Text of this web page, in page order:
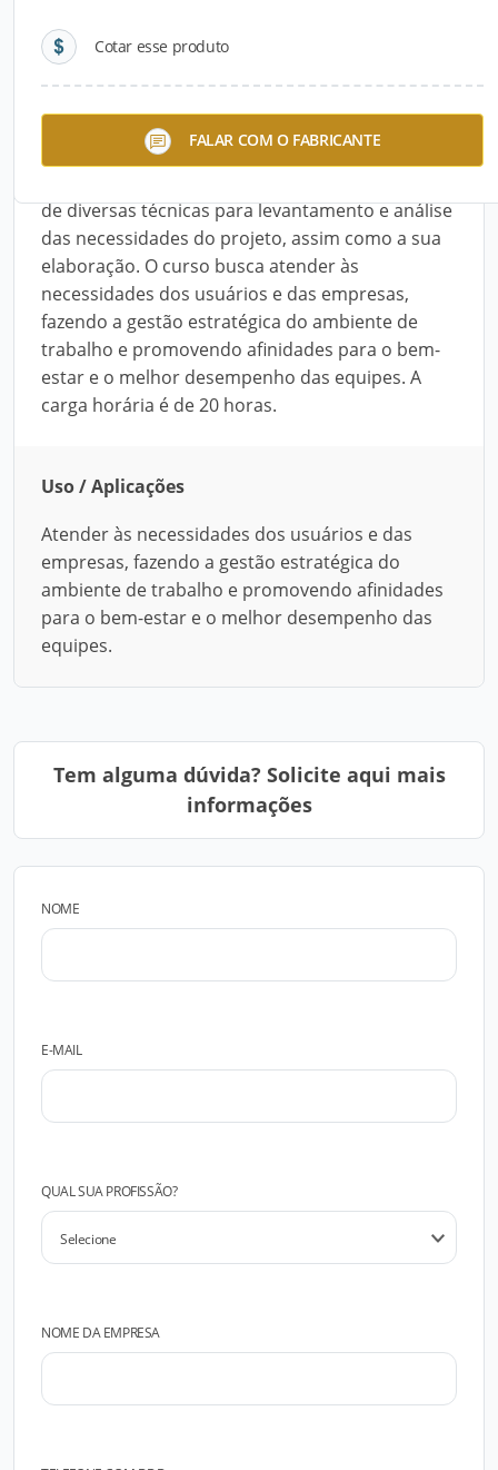
Cotar esse produto
FALAR COM O FABRICANTE
Descrição do Produto
O curso Interiores de Escritórios, da AEA Cursos,
discute os fundamentos da projeção de
de diversas técnicas para levantamento e análise
das necessidades do projeto, assim como a sua
elaboração. O curso busca atender às
necessidades dos usuários e das empresas,
fazendo a gestão estratégica do ambiente de
trabalho e promovendo afinidades para o bem-
estar e o melhor desempenho das equipes. A
carga horária é de 20 horas.
Uso / Aplicações
Atender às necessidades dos usuários e das
empresas, fazendo a gestão estratégica do
ambiente de trabalho e promovendo afinidades
para o bem-estar e o melhor desempenho das
equipes.
Tem alguma dúvida? Solicite aqui mais
informações
NOME
E-MAIL
QUAL SUA PROFISSÃO?
NOME DA EMPRESA